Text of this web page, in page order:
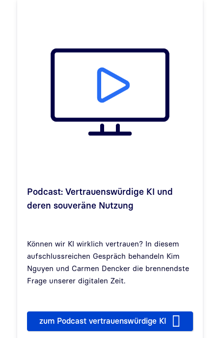
Podcast: Vertrauenswürdige KI und
deren souveräne Nutzung
Können wir KI wirklich vertrauen? In diesem
aufschlussreichen Gespräch behandeln Kim
Nguyen und Carmen Dencker die brennendste
Frage unserer digitalen Zeit.
zum Podcast vertrauenswürdige KI